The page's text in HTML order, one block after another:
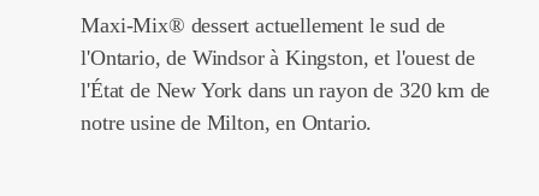
Maxi-Mix® dessert actuellement le sud de
l'Ontario, de Windsor à Kingston, et l'ouest de
l'État de New York dans un rayon de 320 km de
notre usine de Milton, en Ontario.